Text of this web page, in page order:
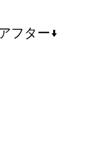
フター↓